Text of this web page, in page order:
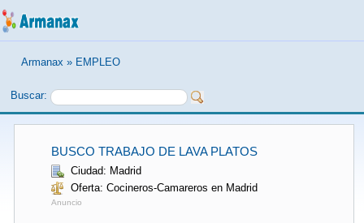
Armanax » EMPLEO
Buscar:
BUSCO TRABAJO DE LAVA PLATOS
Ciudad: Madrid
Oferta: Cocineros-Camareros en Madrid
Anuncio